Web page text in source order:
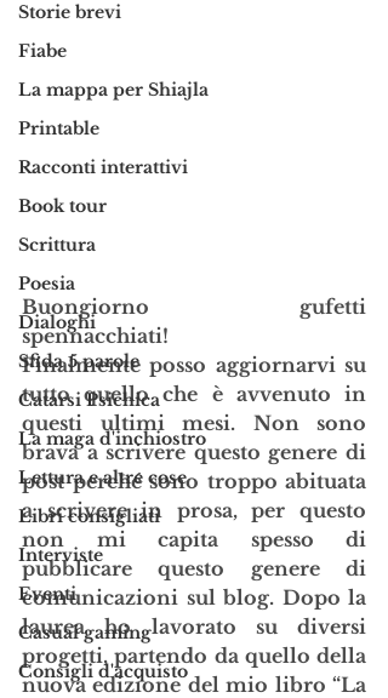
Storie brevi
Fiabe
La mappa per Shiajla
Printable
Racconti interattivi
Book tour
Scrittura
Poesia
Dialoghi
Sfida 5 parole
Catarsi Psichica
La maga d'inchiostro
Lettura e altre cose
Libri consigliati
Interviste
Eventi
Casual gaming
Consigli d'acquisto
Buongiorno gufetti
spennacchiati!
Finalmente posso aggiornarvi su
tutto quello che è avvenuto in
questi ultimi mesi. Non sono
brava a scrivere questo genere di
post perché sono troppo abituata
a scrivere in prosa, per questo
non mi capita spesso di
pubblicare questo genere di
comunicazioni sul blog. Dopo la
laurea ho lavorato su diversi
progetti, partendo da quello della
nuova edizione del mio libro “La